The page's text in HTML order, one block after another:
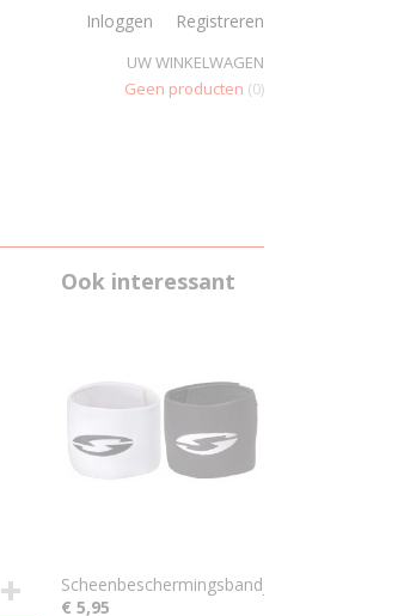
Inloggen Registreren
UW WINKELWAGEN
Geen producten (0)
Ook interessant
Scheenbeschermingsbandjes
€ 5,95